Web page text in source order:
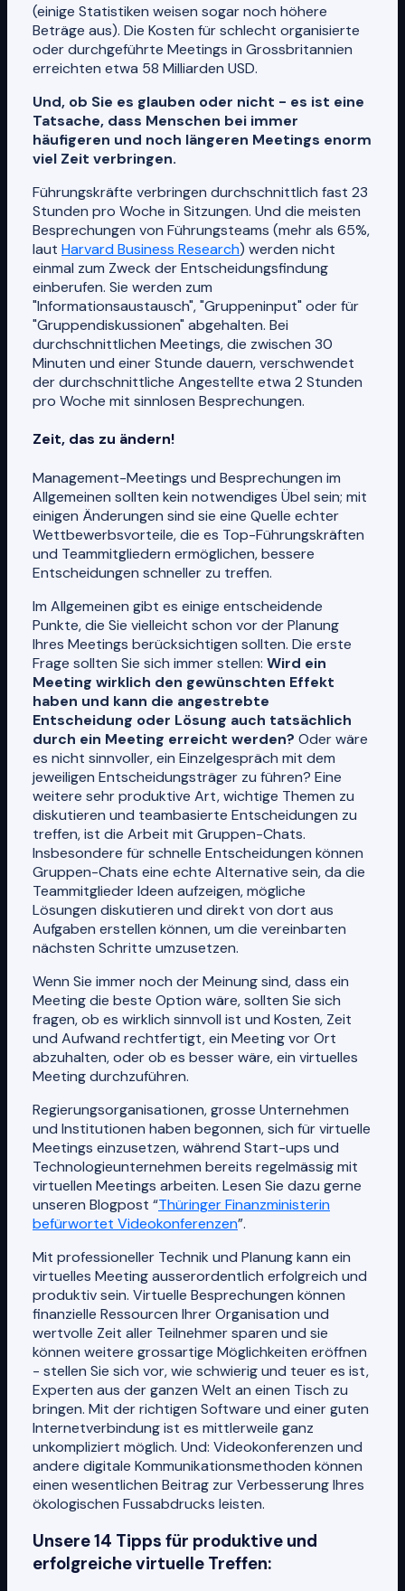
(einige Statistiken weisen sogar noch höhere
Beträge aus). Die Kosten für schlecht organisierte
oder durchgeführte Meetings in Grossbritannien
erreichten etwa 58 Milliarden USD.
Und, ob Sie es glauben oder nicht - es ist eine
Tatsache, dass Menschen bei immer
häufigeren und noch längeren Meetings enorm
viel Zeit verbringen.
Führungskräfte verbringen durchschnittlich fast 23
Stunden pro Woche in Sitzungen. Und die meisten
Besprechungen von Führungsteams (mehr als 65%,
laut Harvard Business Research) werden nicht
einmal zum Zweck der Entscheidungsfindung
einberufen. Sie werden zum
"Informationsaustausch", "Gruppeninput" oder für
"Gruppendiskussionen" abgehalten. Bei
durchschnittlichen Meetings, die zwischen 30
Minuten und einer Stunde dauern, verschwendet
der durchschnittliche Angestellte etwa 2 Stunden
pro Woche mit sinnlosen Besprechungen.
Zeit, das zu ändern!
Management-Meetings und Besprechungen im
Allgemeinen sollten kein notwendiges Übel sein; mit
einigen Änderungen sind sie eine Quelle echter
Wettbewerbsvorteile, die es Top-Führungskräften
und Teammitgliedern ermöglichen, bessere
Entscheidungen schneller zu treffen.
Im Allgemeinen gibt es einige entscheidende
Punkte, die Sie vielleicht schon vor der Planung
Ihres Meetings berücksichtigen sollten. Die erste
Frage sollten Sie sich immer stellen: Wird ein
Meeting wirklich den gewünschten Effekt
haben und kann die angestrebte
Entscheidung oder Lösung auch tatsächlich
durch ein Meeting erreicht werden? Oder wäre
es nicht sinnvoller, ein Einzelgespräch mit dem
jeweiligen Entscheidungsträger zu führen? Eine
weitere sehr produktive Art, wichtige Themen zu
diskutieren und teambasierte Entscheidungen zu
treffen, ist die Arbeit mit Gruppen-Chats.
Insbesondere für schnelle Entscheidungen können
Gruppen-Chats eine echte Alternative sein, da die
Teammitglieder Ideen aufzeigen, mögliche
Lösungen diskutieren und direkt von dort aus
Aufgaben erstellen können, um die vereinbarten
nächsten Schritte umzusetzen.
Wenn Sie immer noch der Meinung sind, dass ein
Meeting die beste Option wäre, sollten Sie sich
fragen, ob es wirklich sinnvoll ist und Kosten, Zeit
und Aufwand rechtfertigt, ein Meeting vor Ort
abzuhalten, oder ob es besser wäre, ein virtuelles
Meeting durchzuführen.
Regierungsorganisationen, grosse Unternehmen
und Institutionen haben begonnen, sich für virtuelle
Meetings einzusetzen, während Start-ups und
Technologieunternehmen bereits regelmässig mit
virtuellen Meetings arbeiten. Lesen Sie dazu gerne
unseren Blogpost “Thüringer Finanzministerin
befürwortet Videokonferenzen”.
Mit professioneller Technik und Planung kann ein
virtuelles Meeting ausserordentlich erfolgreich und
produktiv sein. Virtuelle Besprechungen können
finanzielle Ressourcen Ihrer Organisation und
wertvolle Zeit aller Teilnehmer sparen und sie
können weitere grossartige Möglichkeiten eröffnen
- stellen Sie sich vor, wie schwierig und teuer es ist,
Experten aus der ganzen Welt an einen Tisch zu
bringen. Mit der richtigen Software und einer guten
Internetverbindung ist es mittlerweile ganz
unkompliziert möglich. Und: Videokonferenzen und
andere digitale Kommunikationsmethoden können
einen wesentlichen Beitrag zur Verbesserung Ihres
ökologischen Fussabdrucks leisten.
Unsere 14 Tipps für produktive und
erfolgreiche virtuelle Treffen: